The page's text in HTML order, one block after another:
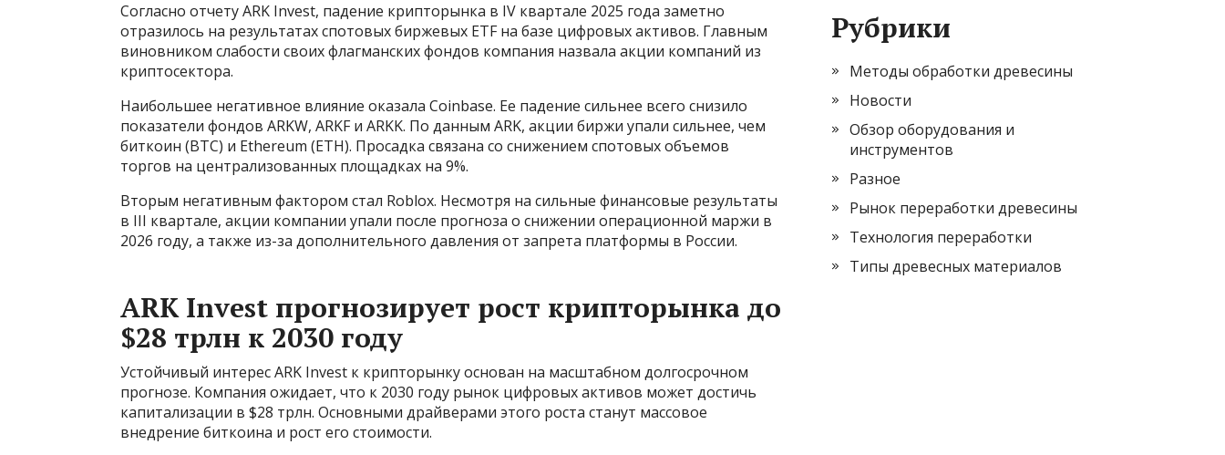
Согласно отчету ARK Invest, падение крипторынка в IV квартале 2025 года заметно
отразилось на результатах спотовых биржевых ETF на базе цифровых активов. Главным
виновником слабости своих флагманских фондов компания назвала акции компаний из
криптосектора.
Наибольшее негативное влияние оказала Coinbase. Ее падение сильнее всего снизило
показатели фондов ARKW, ARKF и ARKK. По данным ARK, акции биржи упали сильнее, чем
биткоин (BTC) и Ethereum (ETH). Просадка связана со снижением спотовых объемов
торгов на централизованных площадках на 9%.
Вторым негативным фактором стал Roblox. Несмотря на сильные финансовые результаты
в III квартале, акции компании упали после прогноза о снижении операционной маржи в
2026 году, а также из-за дополнительного давления от запрета платформы в России.
ARK Invest прогнозирует рост крипторынка до
$28 трлн к 2030 году
Устойчивый интерес ARK Invest к крипторынку основан на масштабном долгосрочном
прогнозе. Компания ожидает, что к 2030 году рынок цифровых активов может достичь
капитализации в $28 трлн. Основными драйверами этого роста станут массовое
внедрение биткоина и рост его стоимости.
Рубрики
Методы обработки древесины
Новости
Обзор оборудования и
инструментов
Разное
Рынок переработки древесины
Технология переработки
Типы древесных материалов